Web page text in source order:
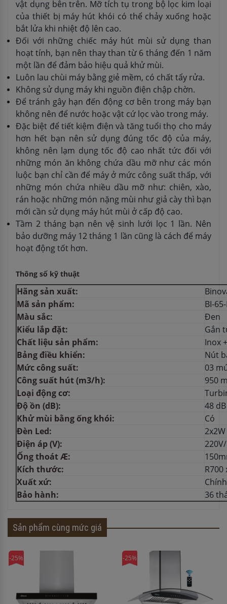
vật dụng bên trên. Mỡ tích tụ trong bộ lọc kim loại
của thiết bị máy hút khói có thể chảy xuống hoặc
bắt lửa khi nhiệt độ lên cao.
Đối với những chiếc máy hút mùi sử dụng than
hoạt tính, bạn nên thay than từ 6 tháng đến 1 năm
một lần để đảm bảo hiệu quả khử mùi.
Luôn lau chùi máy bằng giẻ mềm, có chất tẩy rửa.
Không sử dụng máy khi nguồn điện chập chờn.
Để tránh gây hạn đến động cơ bên trong máy bạn
không nên để nước hoặc vật cứ lọc vào trong máy.
Đặc biệt để tiết kiệm điện và tăng tuổi thọ cho máy
hơn hết bạn nên sử dụng đúng tốc độ của máy,
không nên lạm dụng tốc độ cao nhất tức đối với
những món ăn không chứa dầu mỡ như các món
luộc bạn chỉ cần để máy ở mức công suất thấp, với
những món chứa nhiều dầu mỡ như: chiên, xào,
rán hoặc những món nặng mùi như giả cày thì bạn
mới cần sử dụng máy hút mùi ở cấp độ cao.
Tầm 2 tháng bạn nên vệ sinh lưới lọc 1 lần. Nên
bảo dưỡng máy 12 tháng 1 lần cũng là cách để máy
hoạt động tốt hơn.
Thông số kỹ thuật
Hãng sản xuất:
Mã sản phẩm:
BI-
Màu sắc:
Đen
Kiểu lắp đặt:
Gắn
Chất liệu sản phẩm:
Inox
Bảng điều khiển:
Nút
Mức công suất:
03
Công suất hút (m3/h):
950
Loại động cơ:
Độ ồn (dB):
48 dB
Khử mùi bằng ống khói:
Có
Đèn Led:
2x2W
Điện áp (V):
Ống thoát Æ:
Kích thước:
R700
Xuất xứ:
Bảo hành:
36
Sản phẩm cùng mức giá
-25% -25%